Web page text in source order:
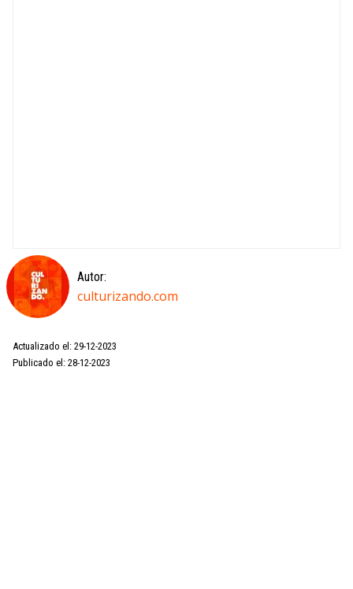
Autor:
culturizando.com
Actualizado el: 29-12-2023
Publicado el: 28-12-2023